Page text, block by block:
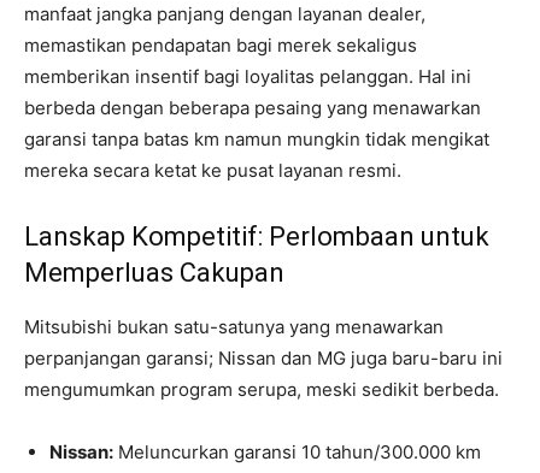
manfaat jangka panjang dengan layanan dealer,
memastikan pendapatan bagi merek sekaligus
memberikan insentif bagi loyalitas pelanggan. Hal ini
berbeda dengan beberapa pesaing yang menawarkan
garansi tanpa batas km namun mungkin tidak mengikat
mereka secara ketat ke pusat layanan resmi.
Lanskap Kompetitif: Perlombaan untuk
Memperluas Cakupan
Mitsubishi bukan satu-satunya yang menawarkan
perpanjangan garansi; Nissan dan MG juga baru-baru ini
mengumumkan program serupa, meski sedikit berbeda.
Nissan: Meluncurkan garansi 10 tahun/300.000 km